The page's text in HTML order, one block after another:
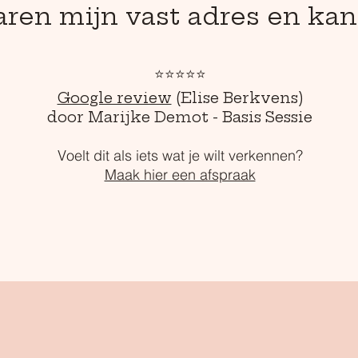
mijn vast adres en
⭐⭐⭐⭐⭐
Google review (Elise Berkvens)
door Marijke Demot - Basis Sessie
Voelt dit als iets wat je wilt verkennen?
Maak hier een afspraak